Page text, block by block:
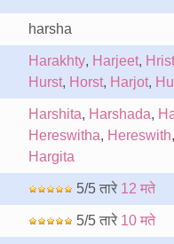
harsha
Harakhty, Harjeet,
Hurst, Horst, Harjot,
Harshita, Harshada,
Hereswitha, Hereswith,
Hargita
5/5 तारे 12 मते
5/5 तारे 10 मते